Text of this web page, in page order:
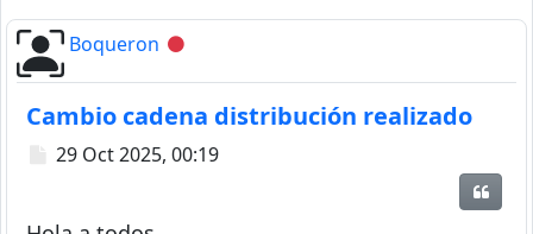
Boqueron Desconectado
Cambio cadena distribución realizado
Mensaje
29 Oct 2025, 00:19